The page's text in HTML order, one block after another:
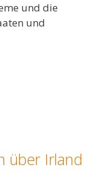
und die
und
über Irland